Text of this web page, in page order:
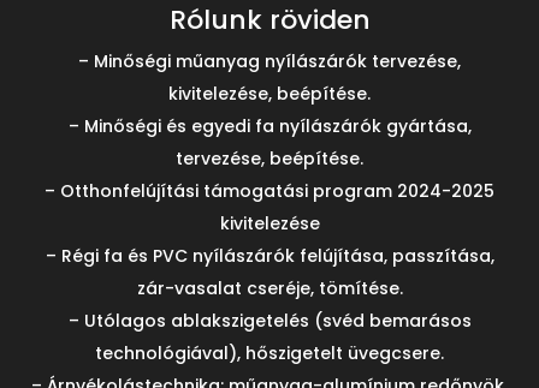
Rólunk röviden
– Minőségi műanyag nyílászárók tervezése,
kivitelezése, beépítése.
– Minőségi és egyedi fa nyílászárók gyártása,
tervezése, beépítése.
– Otthonfelújítási támogatási program 2024-2025
kivitelezése
– Régi fa és PVC nyílászárók felújítása, passzítása,
zár-vasalat cseréje, tömítése.
– Utólagos ablakszigetelés (svéd bemarásos
technológiával), hőszigetelt üvegcsere.